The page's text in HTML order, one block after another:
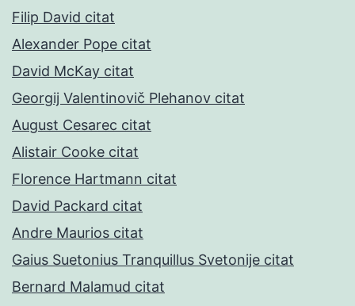
Filip David citat
Alexander Pope citat
David McKay citat
Georgij Valentinovič Plehanov citat
August Cesarec citat
Alistair Cooke citat
Florence Hartmann citat
David Packard citat
Andre Maurios citat
Gaius Suetonius Tranquillus Svetonije citat
Bernard Malamud citat